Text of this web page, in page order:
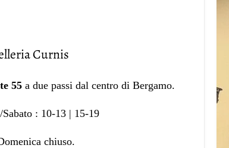
Curnis
55 a due passi dal centro di Bergamo.
: 10-13 | 15-19
chiuso.